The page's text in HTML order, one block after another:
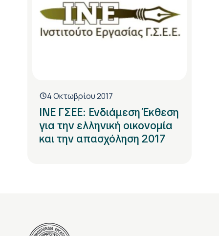
4 Οκτωβρίου 2017
ΙΝΕ ΓΣΕΕ: Ενδιάμεση Έκθεση
για την ελληνική οικονομία
και την απασχόληση 2017